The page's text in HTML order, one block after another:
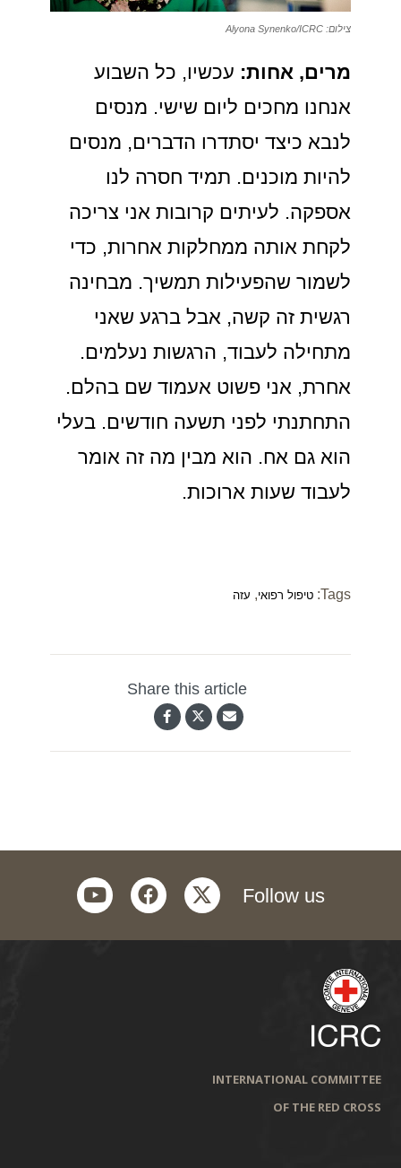
צילום: Alyona Synenko/ICRC
מרים, אחות: עכשיו, כל השבוע
אנחנו מחכים ליום שישי. מנסים
לנבא כיצד יסתדרו הדברים, מנסים
להיות מוכנים. תמיד חסרה לנו
אספקה. לעיתים קרובות אני צריכה
לקחת אותה ממחלקות אחרות, כדי
לשמור שהפעילות תמשיך. מבחינה
רגשית זה קשה, אבל ברגע שאני
מתחילה לעבוד, הרגשות נעלמים.
אחרת, אני פשוט אעמוד שם בהלם.
התחתנתי לפני תשעה חודשים. בעלי
הוא גם אח. הוא מבין מה זה אומר
לעבוד שעות ארוכות.
Tags: טיפול רפואי, עזה
Share this article
Follow us
twitter
facebook
youtube
INTERNATIONAL COMMITTEE
OF THE RED CROSS